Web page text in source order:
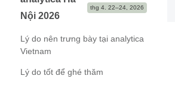
Nội 2026
thg 4. 22–24, 2026
Lý do nên trưng bày tại analytica
Vietnam
Lý do tốt để ghé thăm